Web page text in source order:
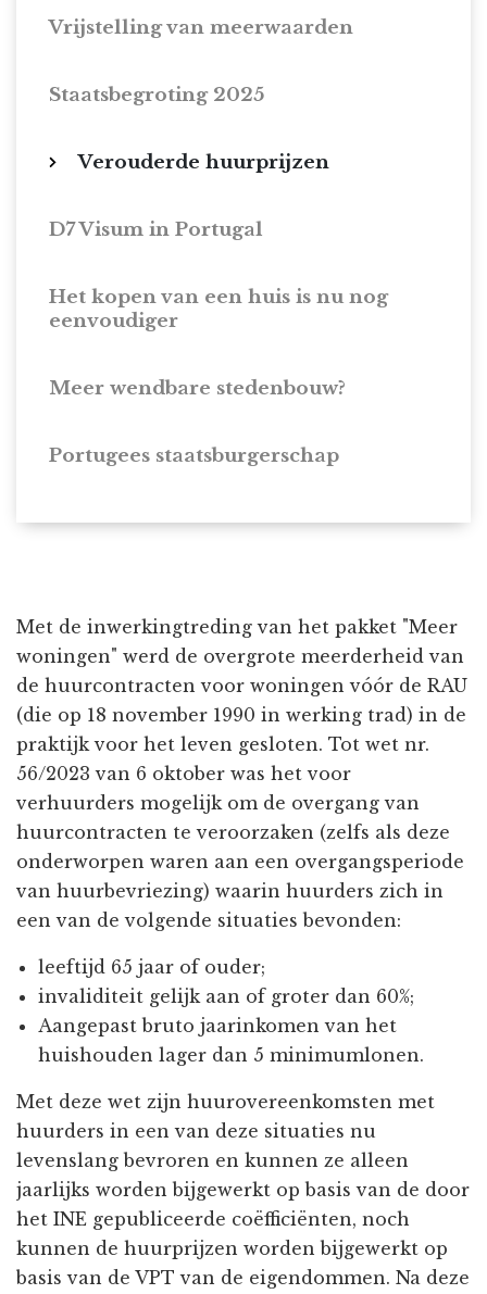
Vrijstelling van meerwaarden
Staatsbegroting 2025
Verouderde huurprijzen
D7 Visum in Portugal
Het kopen van een huis is nu nog
eenvoudiger
Meer wendbare stedenbouw?
Portugees staatsburgerschap
Met de inwerkingtreding van het pakket "Meer
woningen" werd de overgrote meerderheid van
de huurcontracten voor woningen vóór de RAU
(die op 18 november 1990 in werking trad) in de
praktijk voor het leven gesloten. Tot wet nr.
56/2023 van 6 oktober was het voor
verhuurders mogelijk om de overgang van
huurcontracten te veroorzaken (zelfs als deze
onderworpen waren aan een overgangsperiode
van huurbevriezing) waarin huurders zich in
een van de volgende situaties bevonden:
leeftijd 65 jaar of ouder;
invaliditeit gelijk aan of groter dan 60%;
Aangepast bruto jaarinkomen van het
huishouden lager dan 5 minimumlonen.
Met deze wet zijn huurovereenkomsten met
huurders in een van deze situaties nu
levenslang bevroren en kunnen ze alleen
jaarlijks worden bijgewerkt op basis van de door
het INE gepubliceerde coëfficiënten, noch
kunnen de huurprijzen worden bijgewerkt op
basis van de VPT van de eigendommen. Na deze